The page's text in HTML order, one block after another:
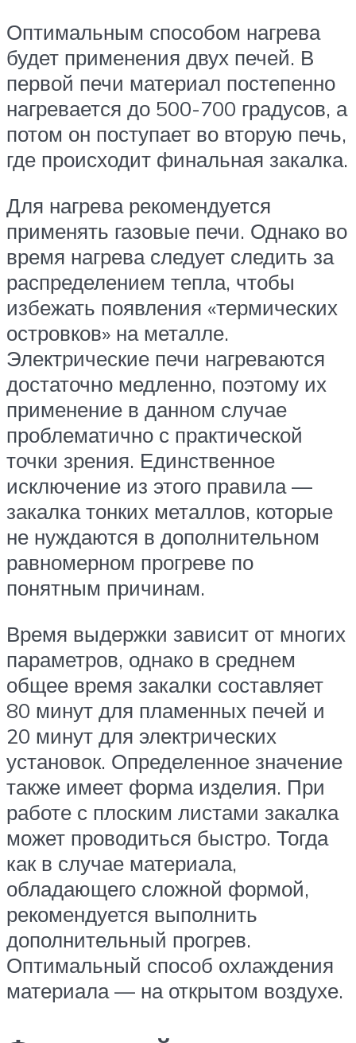
Оптимальным способом нагрева
будет применения двух печей. В
первой печи материал постепенно
нагревается до 500-700 градусов, а
потом он поступает во вторую печь,
где происходит финальная закалка.
Для нагрева рекомендуется
применять газовые печи. Однако во
время нагрева следует следить за
распределением тепла, чтобы
избежать появления «термических
островков» на металле.
Электрические печи нагреваются
достаточно медленно, поэтому их
применение в данном случае
проблематично с практической
точки зрения. Единственное
исключение из этого правила —
закалка тонких металлов, которые
не нуждаются в дополнительном
равномерном прогреве по
понятным причинам.
Время выдержки зависит от многих
параметров, однако в среднем
общее время закалки составляет
80 минут для пламенных печей и
20 минут для электрических
установок. Определенное значение
также имеет форма изделия. При
работе с плоским листами закалка
может проводиться быстро. Тогда
как в случае материала,
обладающего сложной формой,
рекомендуется выполнить
дополнительный прогрев.
Оптимальный способ охлаждения
материала — на открытом воздухе.